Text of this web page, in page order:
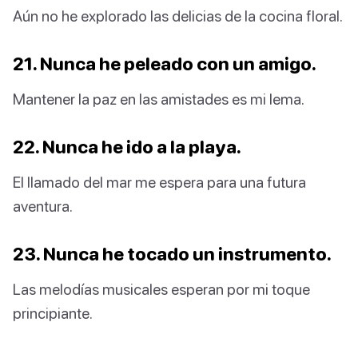
Aún no he explorado las delicias de la cocina floral.
21. Nunca he peleado con un amigo.
Mantener la paz en las amistades es mi lema.
22. Nunca he ido a la playa.
El llamado del mar me espera para una futura
aventura.
23. Nunca he tocado un instrumento.
Las melodías musicales esperan por mi toque
principiante.